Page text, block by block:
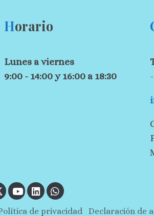
Horario
Lunes a viernes
9:00 - 14:00 y 16:00 a 18:30
-
de privacidad Declaración de